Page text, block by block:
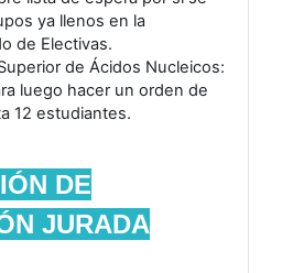
ya llenos en la
de Electivas.
de Ácidos Nucleicos:
luego hacer un orden de
12 estudiantes.
DE
JURADA